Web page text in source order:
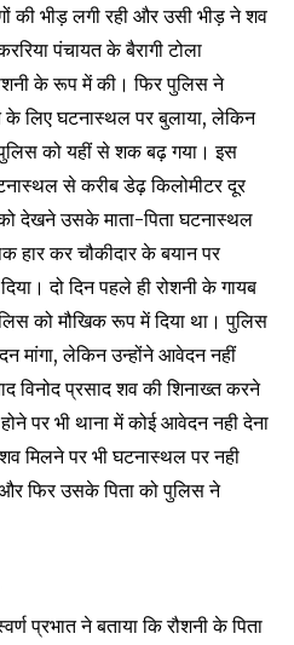
of
be part of the
email address on our website
Don't worry, we respect
की भीड़ लगी रही और उसी भीड़ ने शव
पंचायत के बैरागी टोला
के रूप में की। फिर पुलिस ने
के लिए घटनास्थल पर बुलाया, लेकिन
को यहीं से शक बढ़ गया। इस
से करीब डेढ़ किलोमीटर दूर
देखने उसके माता-पिता घटनास्थल
हार कर चौकीदार के बयान पर
दो दिन पहले ही रोशनी के गायब
को मौखिक रूप में दिया था। पुलिस
मांगा, लेकिन उन्होंने आवेदन नहीं
विनोद प्रसाद शव की शिनाख्त करने
पर भी थाना में कोई आवेदन नही देना
मिलने पर भी घटनास्थल पर नही
फिर उसके पिता को पुलिस ने
प्रभात ने बताया कि रौशनी के पिता